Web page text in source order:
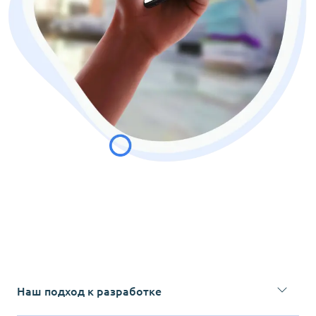
Наш подход к разработке
Мы делаем сайты «как для себя», потому что понимаем